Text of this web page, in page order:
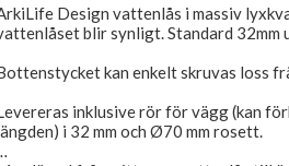
Design vattenlås i massiv
blir synligt. Standard 32mm
kan enkelt skruvas loss
inklusive rör för vägg (kan
i 32 mm och Ø70 mm rosett.